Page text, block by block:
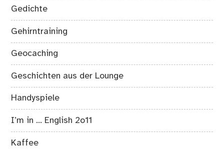
Gedichte
Gehirntraining
Geocaching
Geschichten aus der Lounge
Handyspiele
I’m in … English 2o11
Kaffee